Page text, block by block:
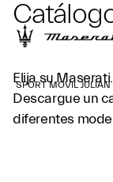
SPORT MOVIL JULIAN
Elija su Maserati.
Descargue un
diferentes